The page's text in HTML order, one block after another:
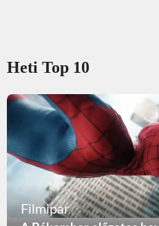
Heti Top 10
Filmipar